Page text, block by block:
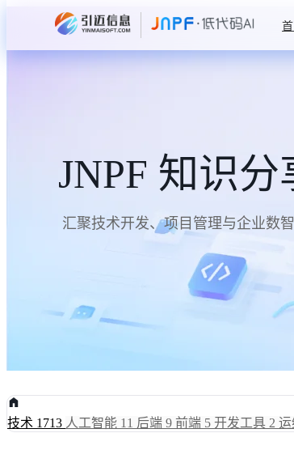
JNPF 知识
汇聚技术开发、项目管理与企业数
技术 1713 人工智能 11 后端 9 前端 5 开发工具 2 运